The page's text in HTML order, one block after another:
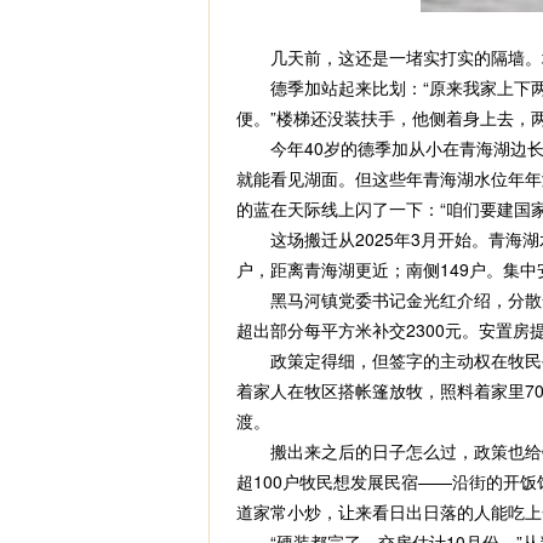
几天前，这还是一堵实打实的隔墙。
德季加站起来比划：“原来我家上下
便。”楼梯还没装扶手，他侧着身上去
今年40岁的德季加从小在青海湖边长
就能看见湖面。但这些年青海湖水位年
的蓝在天际线上闪了一下：“咱们要建
这场搬迁从2025年3月开始。青海湖
户，距离青海湖更近；南侧149户。集
黑马河镇党委书记金光红介绍，分散
超出部分每平方米补交2300元。安置房
政策定得细，但签字的主动权在牧民
着家人在牧区搭帐篷放牧，照料着家里
渡。
搬出来之后的日子怎么过，政策也给
超100户牧民想发展民宿——沿街的开饭
道家常小炒，让来看日出日落的人能吃